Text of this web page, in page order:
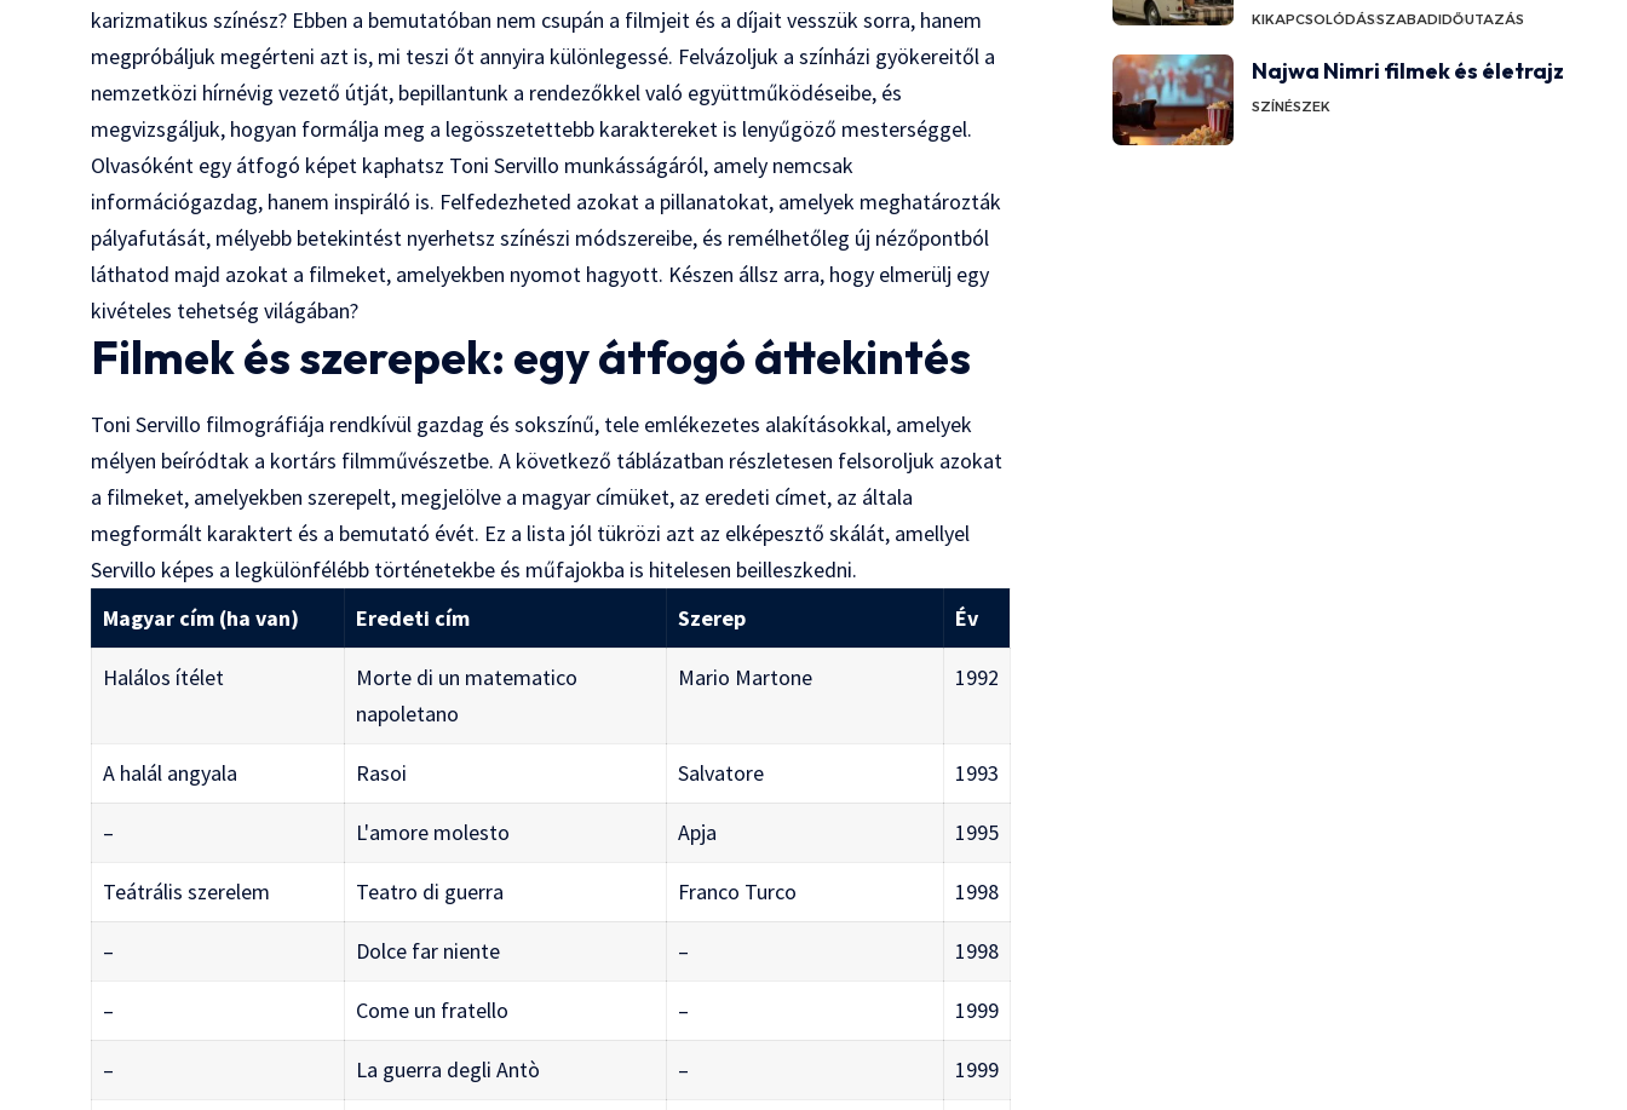
karizmatikus színész? Ebben a bemutatóban nem csupán a filmjeit és a díjait vesszük sorra, hanem
megpróbáljuk megérteni azt is, mi teszi őt annyira különlegessé. Felvázoljuk a színházi gyökereitől a
nemzetközi hírnévig vezető útját, bepillantunk a rendezőkkel való együttműködéseibe, és
megvizsgáljuk, hogyan formálja meg a legösszetettebb karaktereket is lenyűgöző mesterséggel.
Olvasóként egy átfogó képet kaphatsz Toni Servillo munkásságáról, amely nemcsak
információgazdag, hanem inspiráló is. Felfedezheted azokat a pillanatokat, amelyek meghatározták
pályafutását, mélyebb betekintést nyerhetsz színészi módszereibe, és remélhetőleg új nézőpontból
láthatod majd azokat a filmeket, amelyekben nyomot hagyott. Készen állsz arra, hogy elmerülj egy
kivételes tehetség világában?
Filmek és szerepek: egy átfogó áttekintés
Toni Servillo filmográfiája rendkívül gazdag és sokszínű, tele emlékezetes alakításokkal, amelyek
mélyen beíródtak a kortárs filmművészetbe. A következő táblázatban részletesen felsoroljuk azokat
a filmeket, amelyekben szerepelt, megjelölve a magyar címüket, az eredeti címet, az általa
megformált karaktert és a bemutató évét. Ez a lista jól tükrözi azt az elképesztő skálát, amellyel
Servillo képes a legkülönfélébb történetekbe és műfajokba is hitelesen beilleszkedni.
Magyar cím (ha van)
Eredeti cím Szerep Év
Halálos ítélet
Morte di un matematico
napoletano
Mario Martone 1992
A halál angyala Rasoi Salvatore 1993
– L'amore molesto Apja 1995
Teátrális szerelem Teatro di guerra Franco Turco 1998
– Dolce far niente – 1998
– Come un fratello – 1999
– La guerra degli Antò – 1999
KIKAPCSOLÓDÁSSZABADIDŐUTAZÁS
Najwa Nimri filmek és életrajz
SZÍNÉSZEK